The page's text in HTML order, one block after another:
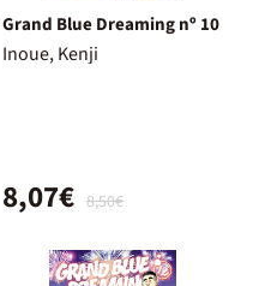
Grand Blue Dreaming nº 10
Inoue, Kenji
8,50€
8,07€